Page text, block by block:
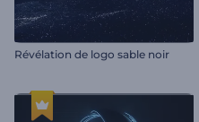
Révélation de logo sable noir